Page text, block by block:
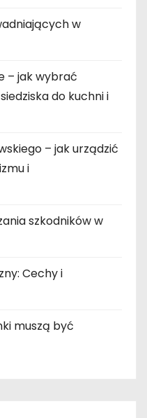
w
– jak wybrać
do kuchni i
– jak urządzić
i
szkodników w
Cechy i
muszą być